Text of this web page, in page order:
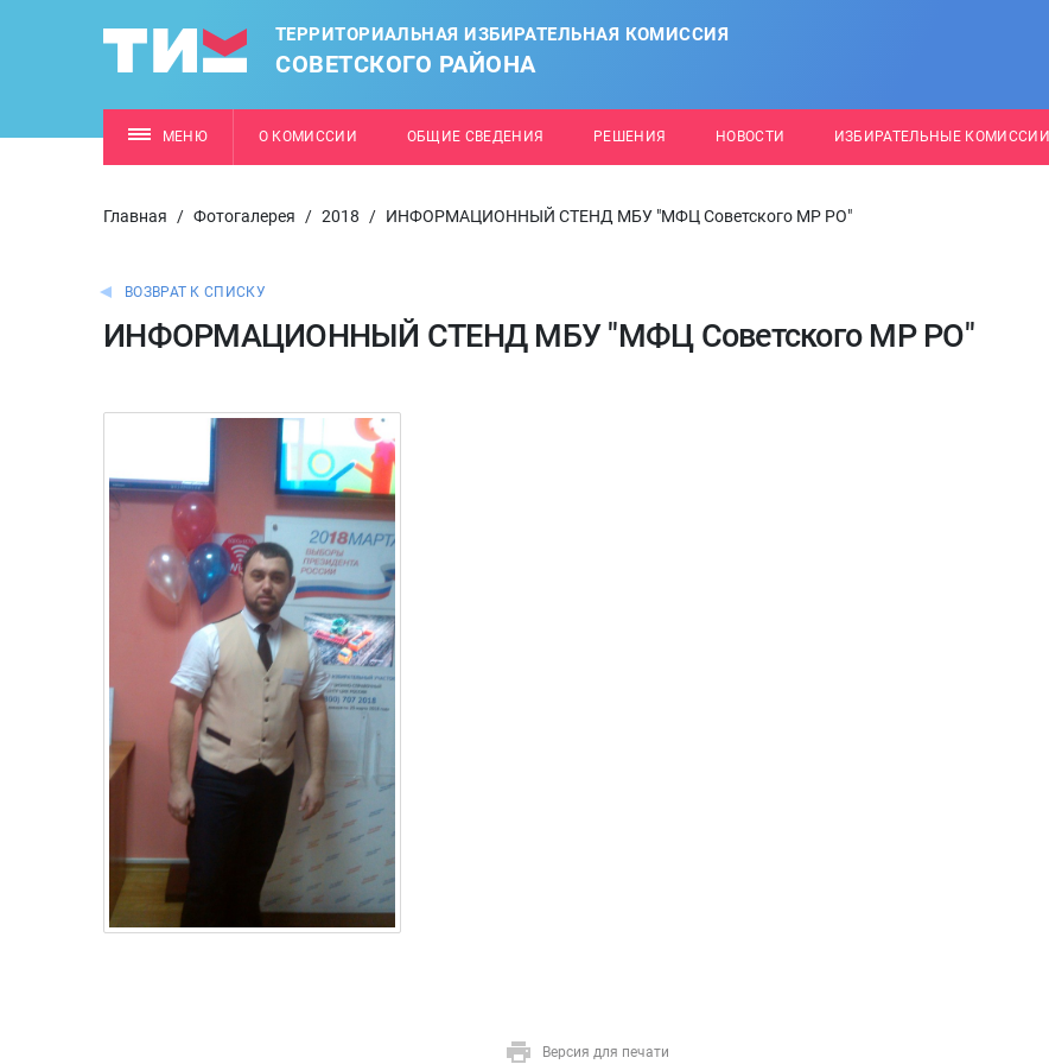
ТЕРРИТОРИАЛЬНАЯ ИЗБИРАТЕЛЬНАЯ КОМИССИЯ
СОВЕТСКОГО РАЙОНА
МЕНЮ О КОМИССИИ ОБЩИЕ СВЕДЕНИЯ РЕШЕНИЯ НОВОСТИ ИЗБИРАТЕЛЬНЫЕ КОМИССИИ
Главная / Фотогалерея / 2018 / ИНФОРМАЦИОННЫЙ СТЕНД МБУ "МФЦ Советского МР РО"
ВОЗВРАТ К СПИСКУ
ИНФОРМАЦИОННЫЙ СТЕНД МБУ "МФЦ Советского МР РО"
Версия для печати